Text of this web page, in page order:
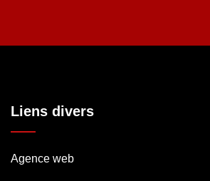
Liens divers
Agence web